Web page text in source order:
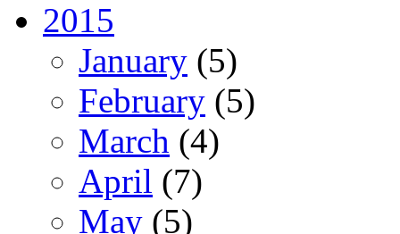
2015
January (5)
February (5)
March (4)
April (7)
May (5)